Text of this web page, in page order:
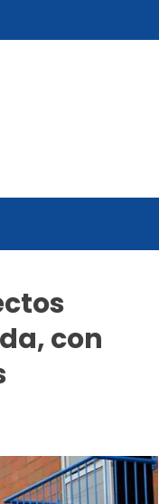
con